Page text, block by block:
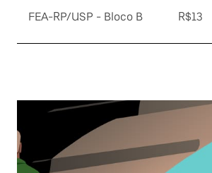
FEA-RP/USP - Bloco B R$13